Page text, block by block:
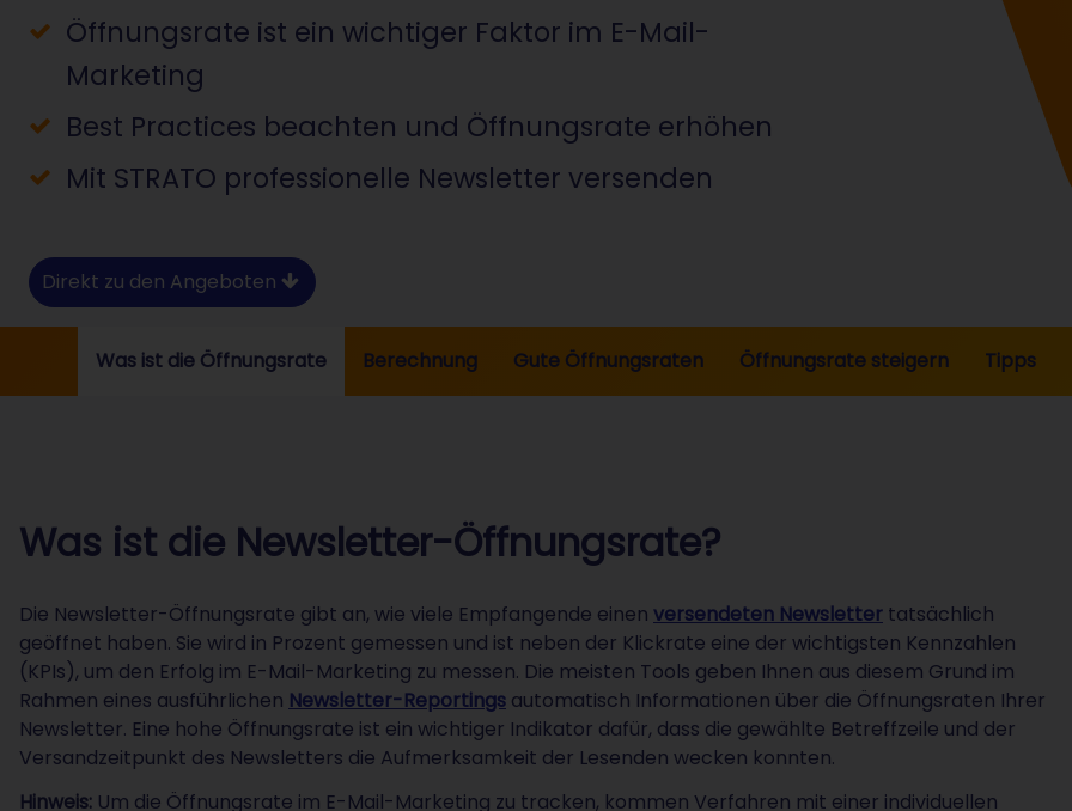
Öffnungsrate ist ein wichtiger Faktor im E-Mail-
Marketing
Best Practices beachten und Öffnungsrate erhöhen
Mit STRATO professionelle Newsletter versenden
Direkt zu den Angeboten
Was ist die Öffnungsrate Berechnung Gute Öffnungsraten Öffnungsrate steigern Tipps
Was ist die Newsletter-Öffnungsrate?
Die Newsletter-Öffnungsrate gibt an, wie viele Empfangende einen versendeten Newsletter tatsächlich
geöffnet haben. Sie wird in Prozent gemessen und ist neben der Klickrate eine der wichtigsten Kennzahlen
(KPIs), um den Erfolg im E-Mail-Marketing zu messen. Die meisten Tools geben Ihnen aus diesem Grund im
Rahmen eines ausführlichen Newsletter-Reportings automatisch Informationen über die Öffnungsraten Ihrer
Newsletter. Eine hohe Öffnungsrate ist ein wichtiger Indikator dafür, dass die gewählte Betreffzeile und der
Versandzeitpunkt des Newsletters die Aufmerksamkeit der Lesenden wecken konnten.
Hinweis: Um die Öffnungsrate im E-Mail-Marketing zu tracken, kommen Verfahren mit einer individuellen